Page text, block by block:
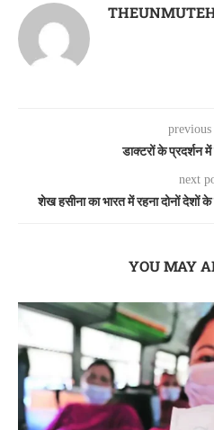
previous
डाक्टरों के प्रदर्शन
next
शेख हसीना का भारत में रहना दोनों
YOU MAY